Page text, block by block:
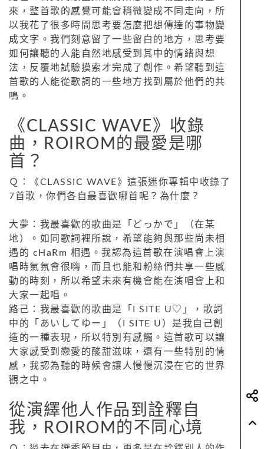
來，整首歌的感覺可能會稍微變成不同走向，所
以我花了很多時間思考要怎麼把想傳達的事物變
成文字。我們刻意留了一些留白的地方，思考要
如何讓聽的人能自然地感受到其中的情緒與想
法，反覆地試驗摸索才完成了創作。希望聽到這
首歌的人能從歌詞的一些地方找到屬於他們的共
鳴。
《CLASSIC WAVE》收錄
曲，ROIROM的最愛是哪
首？
Ｑ：《CLASSIC WAVE》這張迷你專輯中收錄了
7首歌，你們各自最喜歡哪首呢？為什麼？
大夢：我最喜歡的歌曲是「どっかで」（在某
地）。如同歌詞裡所說，希望能夠與那些尚未相
遇的 cHaRm 相遇。我認為這首歌在演唱會上演
唱時氣氛會很嗨，而且也能和粉絲們共享一些感
動的時刻，所以希望未來有機會能在演唱會上和
大家一起唱。
路己：我最喜歡的歌曲是「I SITE U♡」，歌詞
中的「あいしてゆー」（I SITE U）是我自己創
造的一種表現，所以特別有感觸。這首歌可以讓
大家感受到戀愛的酸甜滋味，還有一些特別的情
感，我認為聽的時候會讓人慢慢沉浸在它的世界
觀之中。
從演繹他人作品到詮釋自
我，ROIROM的不同心境